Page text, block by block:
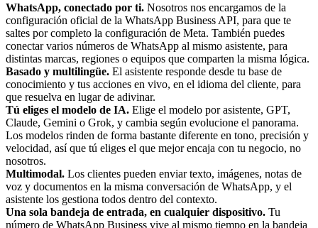
WhatsApp, conectado por ti. Nosotros nos encargamos de la
configuración oficial de la WhatsApp Business API, para que te
saltes por completo la configuración de Meta. También puedes
conectar varios números de WhatsApp al mismo asistente, para
distintas marcas, regiones o equipos que comparten la misma lógica.
Basado y multilingüe. El asistente responde desde tu base de
conocimiento y tus acciones en vivo, en el idioma del cliente, para
que resuelva en lugar de adivinar.
Tú eliges el modelo de IA. Elige el modelo por asistente, GPT,
Claude, Gemini o Grok, y cambia según evolucione el panorama.
Los modelos rinden de forma bastante diferente en tono, precisión y
velocidad, así que tú eliges el que mejor encaja con tu negocio, no
nosotros.
Multimodal. Los clientes pueden enviar texto, imágenes, notas de
voz y documentos en la misma conversación de WhatsApp, y el
asistente los gestiona todos dentro del contexto.
Una sola bandeja de entrada, en cualquier dispositivo. Tu
número de WhatsApp Business vive al mismo tiempo en la bandeja